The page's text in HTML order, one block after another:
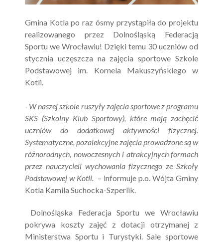
Gmina Kotla po raz ósmy przystąpiła do projektu
realizowanego przez Dolnośląską Federacją
Sportu we Wrocławiu! Dzięki temu 30 uczniów od
stycznia uczęszcza na zajęcia sportowe Szkole
Podstawowej im. Kornela Makuszyńskiego w
Kotli.
- W naszej szkole ruszyły zajęcia sportowe z programu
SKS (Szkolny Klub Sportowy), które mają zachęcić
uczniów do dodatkowej aktywności fizycznej.
Systematyczne, pozalekcyjne zajęcia prowadzone są w
różnorodnych, nowoczesnych i atrakcyjnych formach
przez nauczycieli wychowania fizycznego ze Szkoły
Podstawowej w Kotli. – informuje p.o. Wójta Gminy
Kotla Kamila Suchocka-Szperlik.
Dolnośląska Federacja Sportu we Wrocławiu
pokrywa koszty zajęć z dotacji otrzymanej z
Ministerstwa Sportu i Turystyki. Sale sportowe